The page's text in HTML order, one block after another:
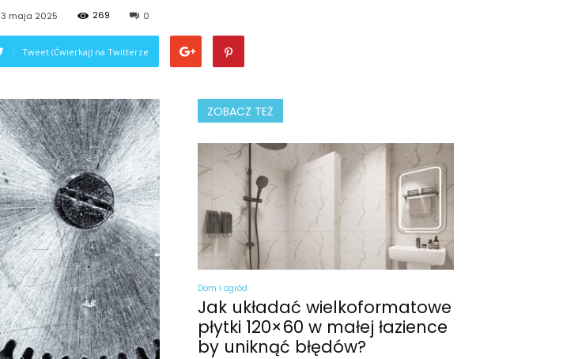
3 maja 2025 269 0
Tweet (Ćwierkaj) na Twitterze
ZOBACZ TEŻ
Dom i ogród
Jak układać wielkoformatowe
płytki 120×60 w małej łazience
by uniknąć błędów?